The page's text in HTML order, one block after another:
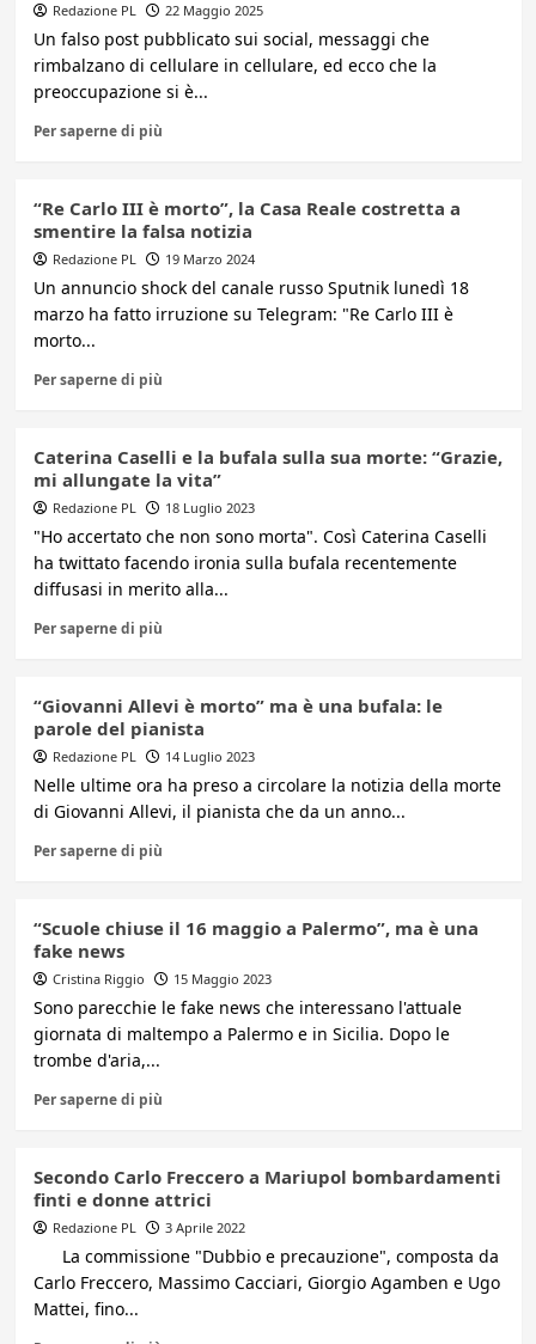
Redazione PL 22 Maggio 2025
Un falso post pubblicato sui social, messaggi che
rimbalzano di cellulare in cellulare, ed ecco che la
preoccupazione si è...
Per saperne di più
“Re Carlo III è morto”, la Casa Reale costretta a
smentire la falsa notizia
Redazione PL 19 Marzo 2024
Un annuncio shock del canale russo Sputnik lunedì 18
marzo ha fatto irruzione su Telegram: "Re Carlo III è
morto...
Per saperne di più
Caterina Caselli e la bufala sulla sua morte: “Grazie,
mi allungate la vita”
Redazione PL 18 Luglio 2023
"Ho accertato che non sono morta". Così Caterina Caselli
ha twittato facendo ironia sulla bufala recentemente
diffusasi in merito alla...
Per saperne di più
“Giovanni Allevi è morto” ma è una bufala: le
parole del pianista
Redazione PL 14 Luglio 2023
Nelle ultime ora ha preso a circolare la notizia della morte
di Giovanni Allevi, il pianista che da un anno...
Per saperne di più
“Scuole chiuse il 16 maggio a Palermo”, ma è una
fake news
Cristina Riggio 15 Maggio 2023
Sono parecchie le fake news che interessano l'attuale
giornata di maltempo a Palermo e in Sicilia. Dopo le
trombe d'aria,...
Per saperne di più
Secondo Carlo Freccero a Mariupol bombardamenti
finti e donne attrici
Redazione PL 3 Aprile 2022
La commissione "Dubbio e precauzione", composta da
Carlo Freccero, Massimo Cacciari, Giorgio Agamben e Ugo
Mattei, fino...